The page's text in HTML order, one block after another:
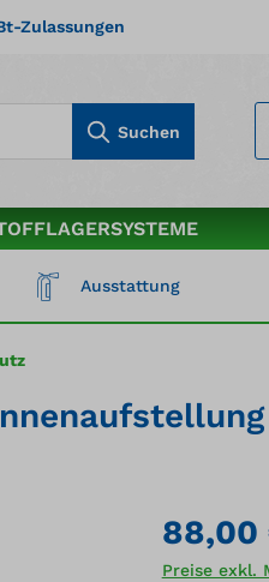
Zulassungen
Suchen
Ausstattung
Preise exkl.